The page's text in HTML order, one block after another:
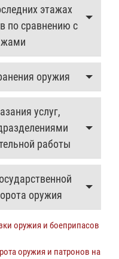
этажах
по сравнению с
оружия
услуг,
работы
оружия
оружия и боеприпасов
оружия и патронов на